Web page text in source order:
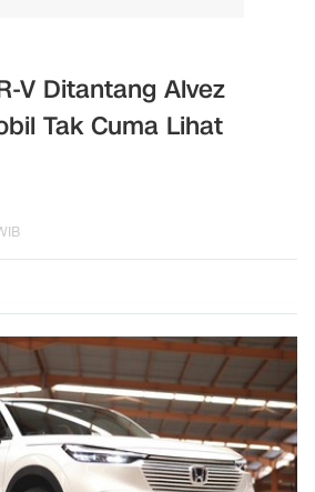
V Ditantang Alvez
Tak Cuma Lihat